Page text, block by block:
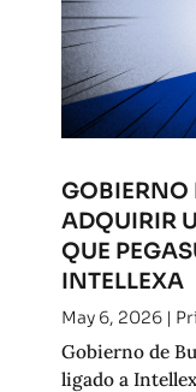
GOBIERNO
ADQUIRIR
QUE
INTELLEXA
May 6, 2026|
Gobierno de
ligado a